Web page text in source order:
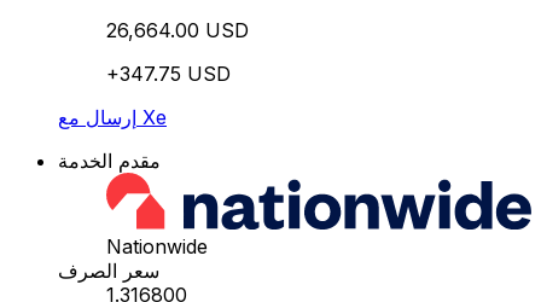
26,664.00 USD
+347.75 USD
إرسال مع Xe
مقدم الخدمة
Nationwide
سعر الصرف
1.316800